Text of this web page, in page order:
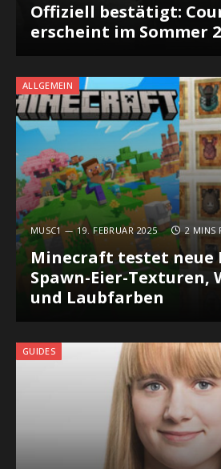
Offiziell bestätigt:
erscheint im Sommer
ALLGEMEIN
MUSC1 19. FEBRUAR 2025 2 MINS
Minecraft testet neue
Spawn-Eier-Texturen,
und Laubfarben
GUIDES